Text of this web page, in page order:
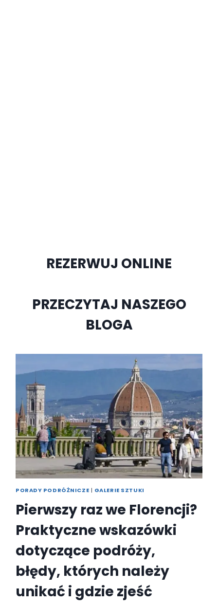
REZERWUJ ONLINE
PRZECZYTAJ NASZEGO
BLOGA
PORADY PODRÓŻNICZE | GALERIE SZTUKI
Pierwszy raz we Florencji?
Praktyczne wskazówki
dotyczące podróży,
błędy, których należy
unikać i gdzie zjeść